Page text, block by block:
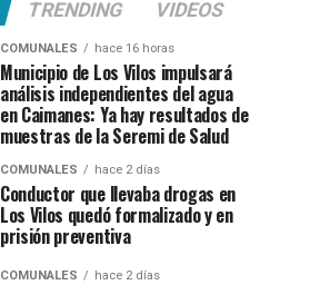
TRENDING VIDEOS
COMUNALES hace 16 horas
Municipio de Los Vilos impulsará
análisis independientes del agua
en Caimanes: Ya hay resultados de
muestras de la Seremi de Salud
COMUNALES hace 2 días
Conductor que llevaba drogas en
Los Vilos quedó formalizado y en
prisión preventiva
COMUNALES hace 2 días